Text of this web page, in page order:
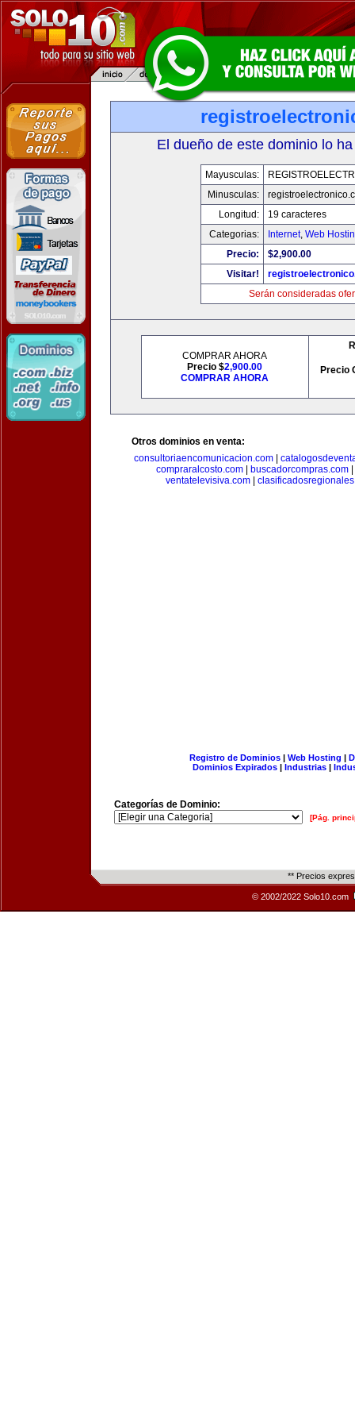
El dueño de este dominio lo
Mayusculas:
Minusculas:
Longitud:
19 caracteres
Categorias:
Internet, Web
Precio:
$2,900.00
Visitar!
Serán consideradas
COMPRAR AHORA
Precio $2,900.00
COMPRAR AHORA
Precio
Otros dominios en venta:
consultoriaencomunicacion.com
compraralcosto.com| buscadorcompras.com|
ventatelevisiva.com
Registro de Dominios| Web Hosting |
Dominios Expirados | Industrias |
Categorías de Dominio:
[Pág.
** Precios
© 2002/2022 Solo10.com